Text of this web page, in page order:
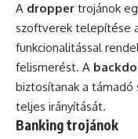
A dropper trojánok
szoftverek telepítése
funkcionalitással
felismerést. A
biztosítanak a
teljes irányítását.
Banking trojánok